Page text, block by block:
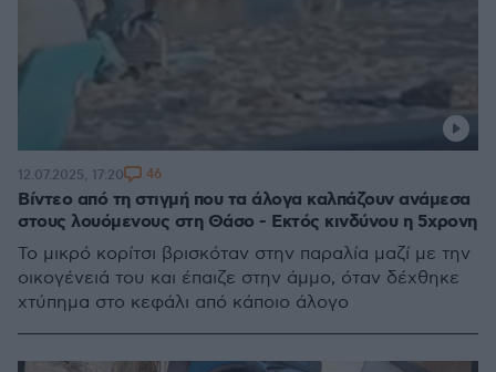
Βίντεο από τη στιγμή που τα άλογα καλπάζουν ανάμεσα
στους λουόμενους στη Θάσο - Εκτός κινδύνου η 5χρονη
Το μικρό κορίτσι βρισκόταν στην παραλία μαζί με την
οικογένειά του και έπαιζε στην άμμο, όταν δέχθηκε
χτύπημα στο κεφάλι από κάποιο άλογο
12.07.2025, 17:20 46